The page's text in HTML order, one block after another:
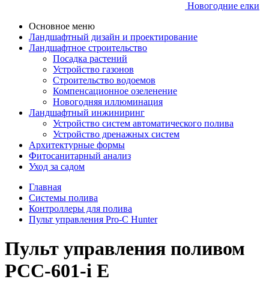
Новогодние елки
Основное меню
Ландшафтный дизайн и проектирование
Ландшафтное строительство
Посадка растений
Устройство газонов
Строительство водоемов
Компенсационное озеленение
Новогодняя иллюминация
Ландшафтный инжиниринг
Устройство систем автоматического полива
Устройство дренажных систем
Aрхитектурные формы
Фитосанитарный анализ
Уход за садом
Главная
Системы полива
Контроллеры для полива
Пульт управления Pro-C Hunter
Пульт управления поливом
PCC-601-i E